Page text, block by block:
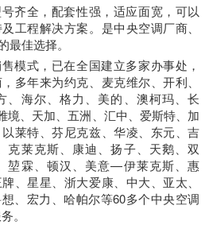
齐全，配套性强，适应面宽，可以
工程解决方案。是中央空调厂商、
佳选择。
模式，已在全国建立多家办事处，
多年来为约克、麦克维尔、开利、
、海尔、格力、美的、澳柯玛、长
境、天加、五洲、汇中、爱斯特、加
莱特、芬尼克兹、华凌、东元、吉
克莱克斯、康迪、扬子、天鹅、双
堃霖、顿汉、美意—伊莱克斯、惠
、星星、浙大爱康、中大、亚太、
、宏力、哈帕尔等60多个中央空调
。